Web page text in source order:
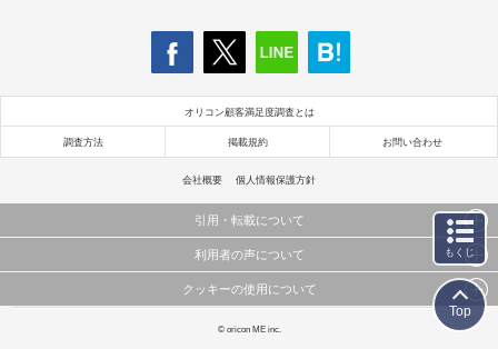
オリコン顧客満足度調査とは
調査方法 掲載規約 お問い合わせ
会社概要 個人情報保護方針
引用・転載について
当サイトで公開されている情報（文字、写真、イラスト、画像データ等）及びこれらの配置・
これらの情報を権利者の許可なく無断転載・複製などの二次利用を行うことは固く禁じており
利用者の声について
当サイトに掲載している内容はすべてサービスの利用者が提出された見解・感想です。
弊社の見解・ 意見ではないことをご理解いただいた上でご覧ください。
クッキーの使用について
このサイトでは Cookie を使用して、ユーザーに合わせたコンテンツや広告の表示、ソーシャル
© oricon ME inc.
もくじ
Top